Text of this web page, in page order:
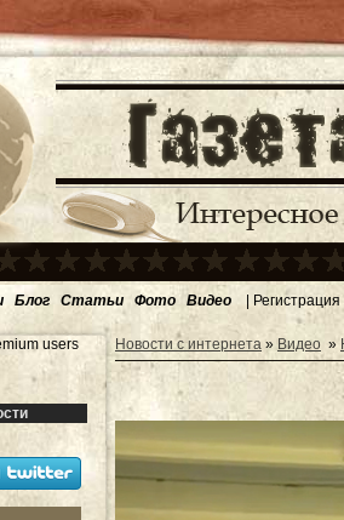
Блог Статьи Фото Видео | Регистрация
users
Новости с интернета » Видео »